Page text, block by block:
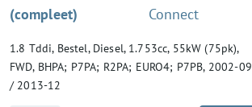
(compleet)
Connect
1.8 Tddi, Bestel, Diesel, 1.753cc, 55kW (75pk),
FWD, BHPA; P7PA; R2PA; EURO4; P7PB, 2002-09
/ 2013-12